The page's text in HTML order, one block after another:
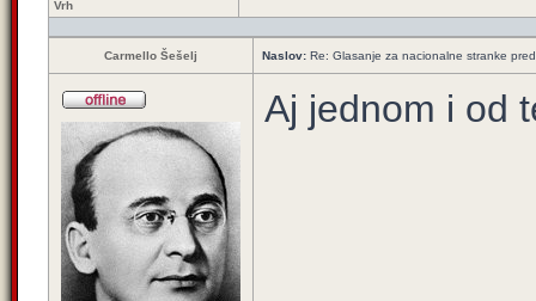
Vrh
Carmello Šešelj Naslov: Re: Glasanje za nacionalne stranke
Aj jednom i od